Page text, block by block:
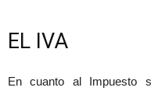
EL IVA
En cuanto al Impuesto